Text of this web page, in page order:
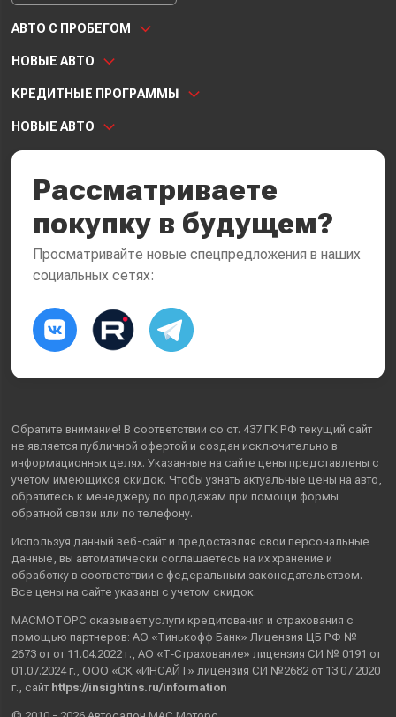
АВТО С ПРОБЕГОМ
НОВЫЕ АВТО
КРЕДИТНЫЕ ПРОГРАММЫ
НОВЫЕ АВТО
Рассматриваете
покупку в будущем?
Просматривайте новые спецпредложения в наших
социальных сетях:
Обратите внимание! В соответствии со ст. 437 ГК РФ текущий сайт
не является публичной офертой и создан исключительно в
информационных целях. Указанные на сайте цены представлены с
учетом имеющихся скидок. Чтобы узнать актуальные цены на авто,
обратитесь к менеджеру по продажам при помощи формы
обратной связи или по телефону.
Используя данный веб-сайт и предоставляя свои персональные
данные , вы автоматически соглашаетесь на их хранение и
обработку в соответствии с федеральным законодательством.
Все цены на сайте указаны с учетом скидок.
МАСМОТОРС оказывает услуги кредитования и страхования с
помощью партнеров: АО «Тинькофф Банк» Лицензия ЦБ РФ №
2673 от от 11.04.2022 г., АО «Т‑Страхование» лицензия СИ № 0191 от
01.07.2024 г., ООО «СК «ИНСАЙТ» лицензия СИ №2682 от 13.07.2020
г., сайт https://insightins.ru/information